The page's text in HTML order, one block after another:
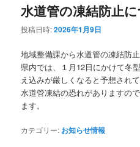
水道管の凍結防止
投稿日時:2026年1月9日
地域整備課から水道管の凍結防
県内では、１月12日にかけて冬
え込みが厳しくなると予想されて
水道管凍結の恐れがありますの
ます。
カテゴリー: お知らせ情報